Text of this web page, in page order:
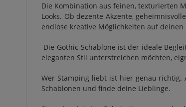
Die Kombination aus feinen, texturierten
Looks. Ob dezente Akzente,
endlose kreative Möglichkeiten auf deinen
Die Gothic-Schablone ist der ideale
eleganten Stil unterstreichen möchten,
Wer Stamping liebt ist hier genau richtig.
Schablonen und finde deine Lieblinge.